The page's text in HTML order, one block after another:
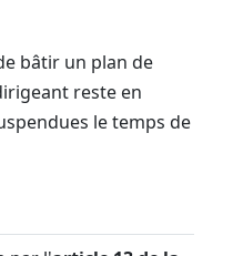
bâtir un plan de
reste en
le temps de